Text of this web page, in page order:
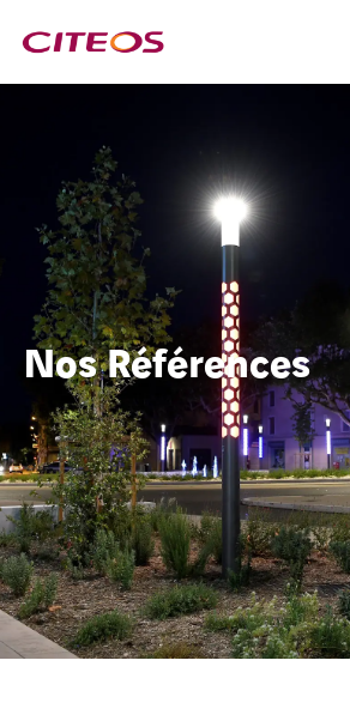
Nos expertises
Nos références
Nous rejoindre
A la une
Contact
twitterlinkedin
Rechercher :
Nos Références